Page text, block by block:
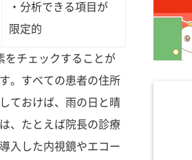
・分析できる項目が
限定的
をチェックすることが
。すべての患者の住所
ておけば、雨の日と晴
、たとえば院長の診療
入した内視鏡やエコー